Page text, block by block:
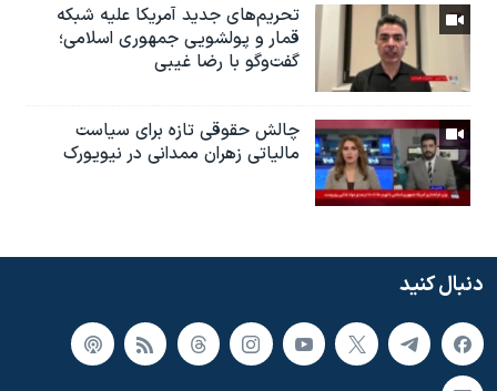
تحریم‌های جدید آمریکا علیه شبکه
قمار و پولشویی جمهوری اسلامی؛
گفت‌وگو با رضا غیبی
چالش حقوقی تازه برای سیاست
مالیاتی زهران ممدانی در نیویورک
دنبال کنید